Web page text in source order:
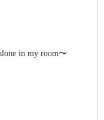
in my room〜